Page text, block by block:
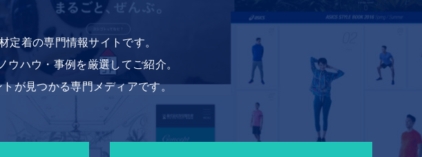
定着の専門情報サイトです。
ウハウ・事例を厳選してご紹介。
が見つかる専門メディアです。